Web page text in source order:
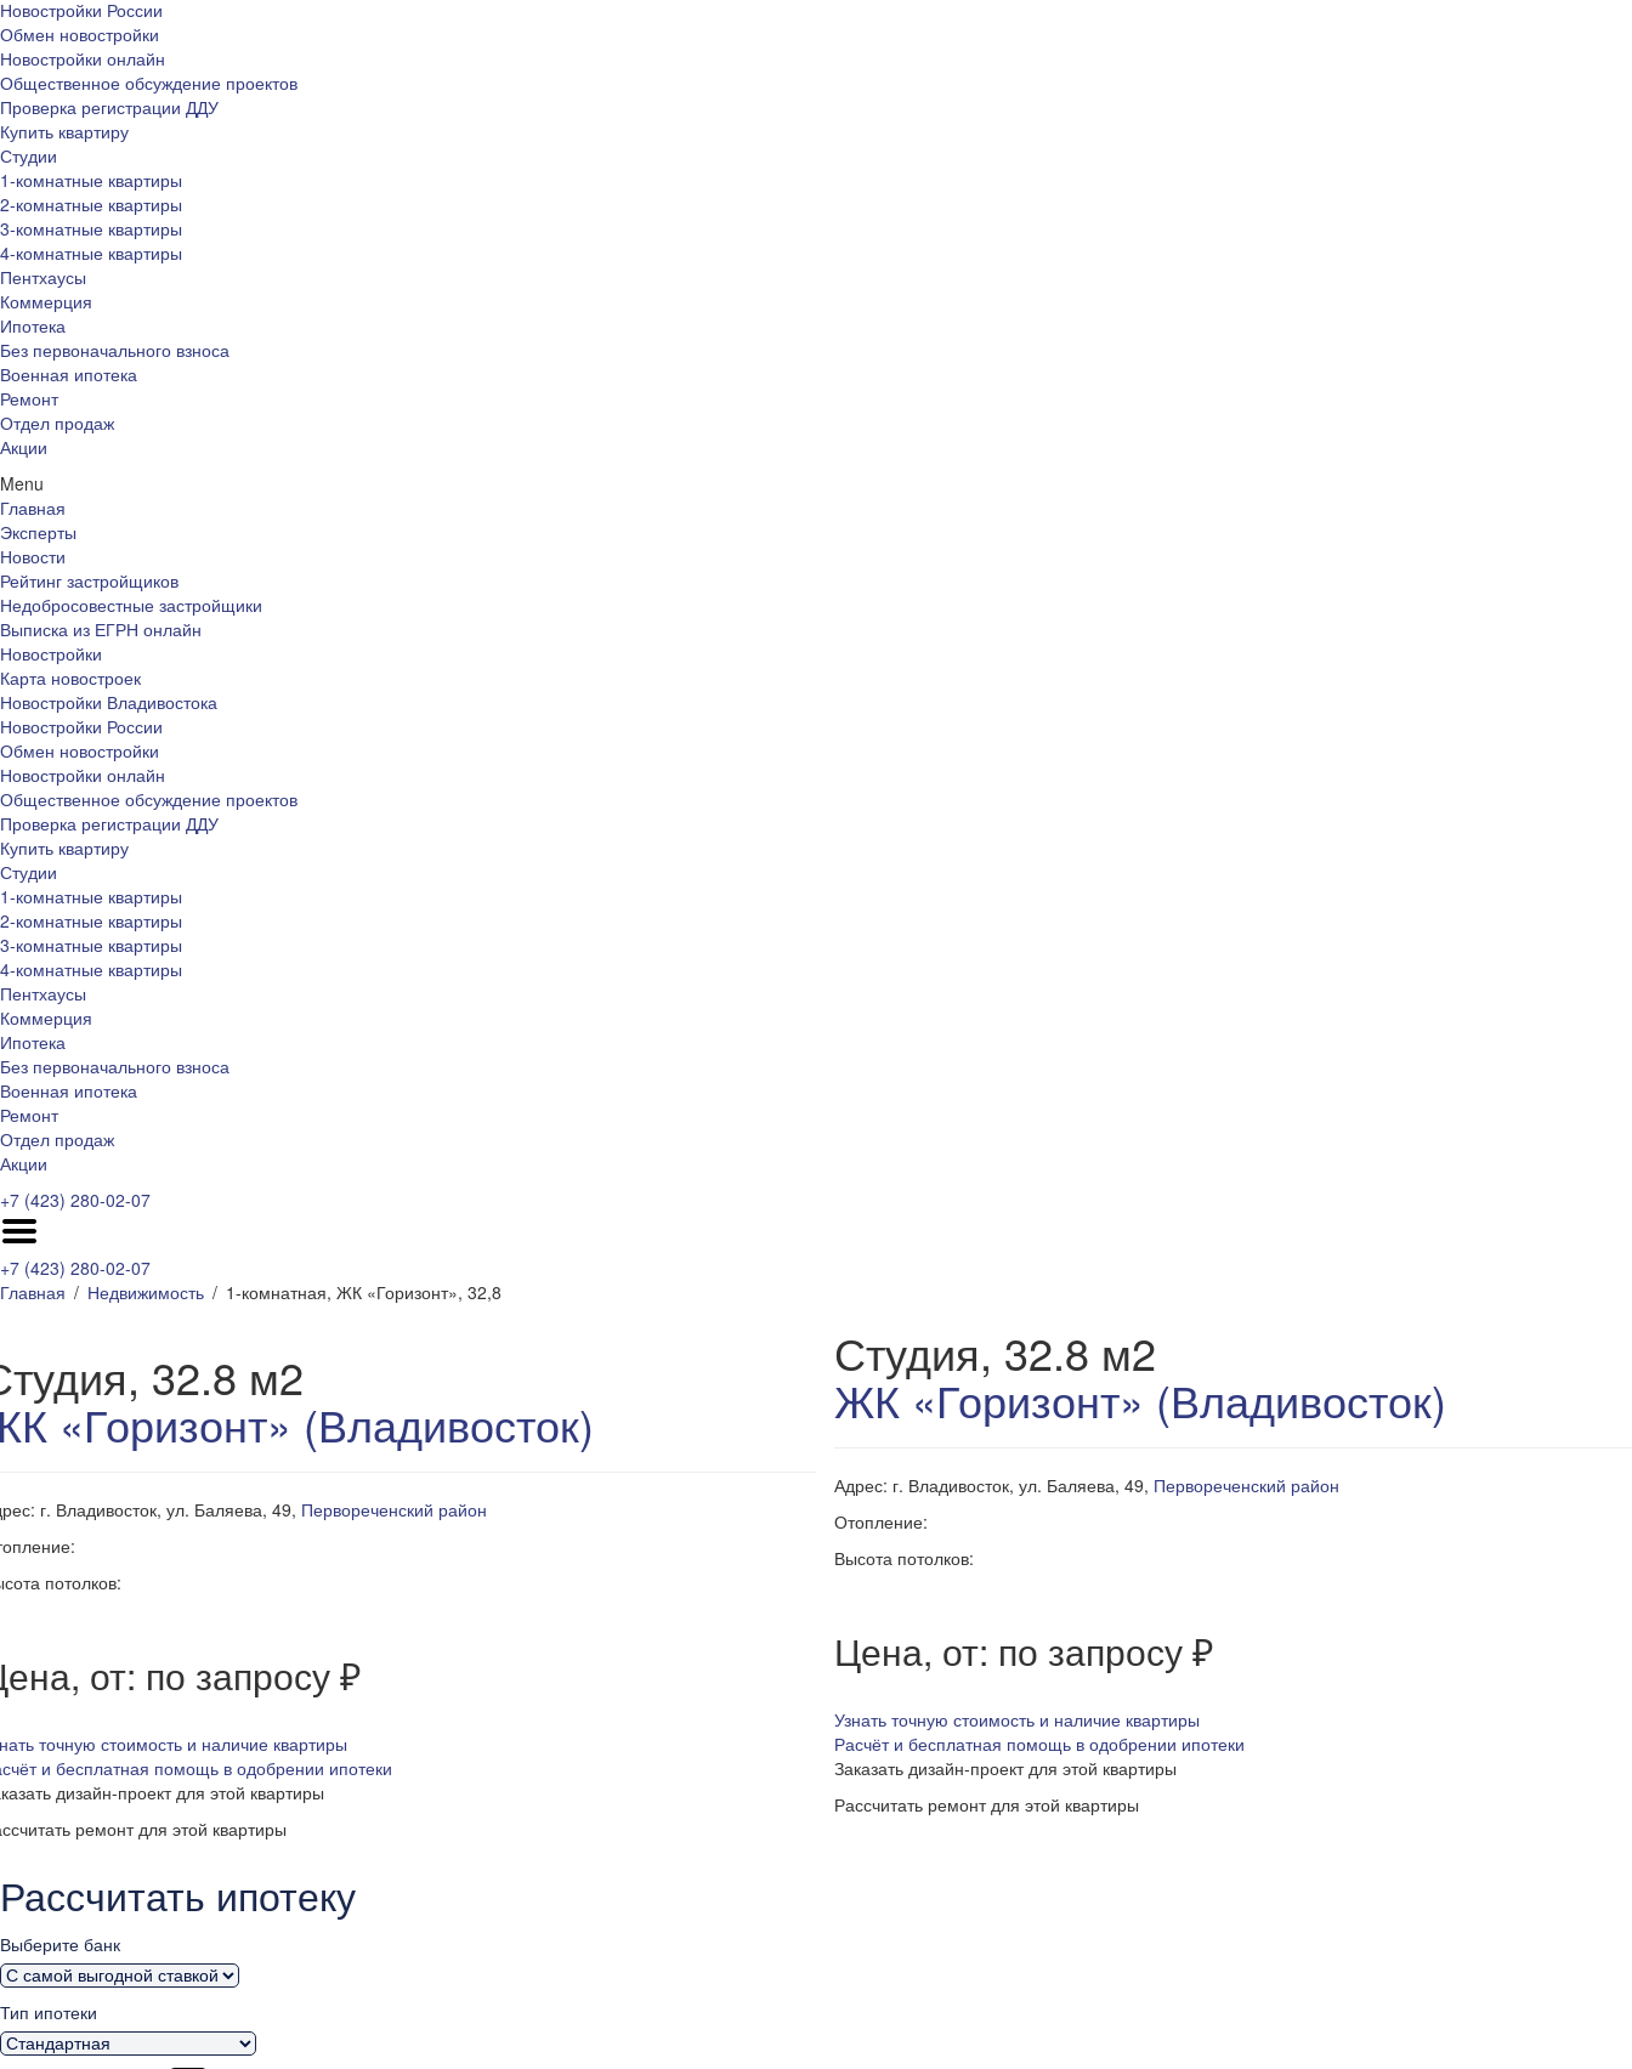
Новостройки России
Обмен новостройки
Новостройки онлайн
Общественное обсуждение проектов
Проверка регистрации ДДУ
Купить квартиру
Студии
1-комнатные квартиры
2-комнатные квартиры
3-комнатные квартиры
4-комнатные квартиры
Пентхаусы
Коммерция
Ипотека
Без первоначального взноса
Военная ипотека
Ремонт
Отдел продаж
Акции
Menu
Главная
Эксперты
Новости
Рейтинг застройщиков
Недобросовестные застройщики
Выписка из ЕГРН онлайн
Новостройки
Карта новостроек
Новостройки Владивостока
Новостройки России
Обмен новостройки
Новостройки онлайн
Общественное обсуждение проектов
Проверка регистрации ДДУ
Купить квартиру
Студии
1-комнатные квартиры
2-комнатные квартиры
3-комнатные квартиры
4-комнатные квартиры
Пентхаусы
Коммерция
Ипотека
Без первоначального взноса
Военная ипотека
Ремонт
Отдел продаж
Акции
+7 (423) 280-02-07
+7 (423) 280-02-07
Главная
Недвижимость 1-комнатная, ЖК «Горизонт», 32,8
32.8 м2
«Горизонт» (Владивосток)
г. Владивосток, ул. Баляева, 49, Первореченский район
потолков:
от: по запросу ₽
точную стоимость и наличие квартиры
и бесплатная помощь в одобрении ипотеки
дизайн-проект для этой квартиры
ремонт для этой квартиры
Рассчитать ипотеку
Выберите банк
Тип ипотеки
Студия, 32.8 м2
ЖК «Горизонт» (Владивосток)
Адрес: г. Владивосток, ул. Баляева, 49, Первореченский район
Отопление:
Высота потолков:
Цена, от: по запросу ₽
Узнать точную стоимость и наличие квартиры
Расчёт и бесплатная помощь в одобрении ипотеки
Заказать дизайн-проект для этой квартиры
Рассчитать ремонт для этой квартиры